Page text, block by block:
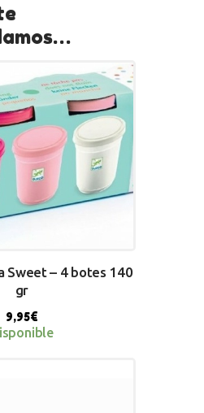
Sweet – 4 botes 140
gr
9,95€